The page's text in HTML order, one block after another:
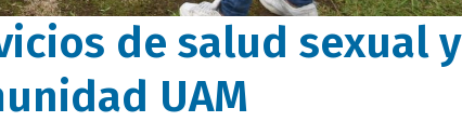
de salud sexual y
UAM